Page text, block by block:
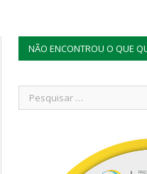
NÃO ENCONTROU O QUE